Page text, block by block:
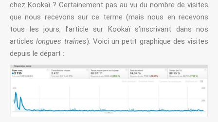
chez Kookaï ? Certainement pas au vu du nombre de visites
que nous recevons sur ce terme (mais nous en recevons
tous les jours, l’article sur Kookaï s’inscrivant dans nos
articleslongues traînes). Voici un petit graphique des visites
depuis le départ :